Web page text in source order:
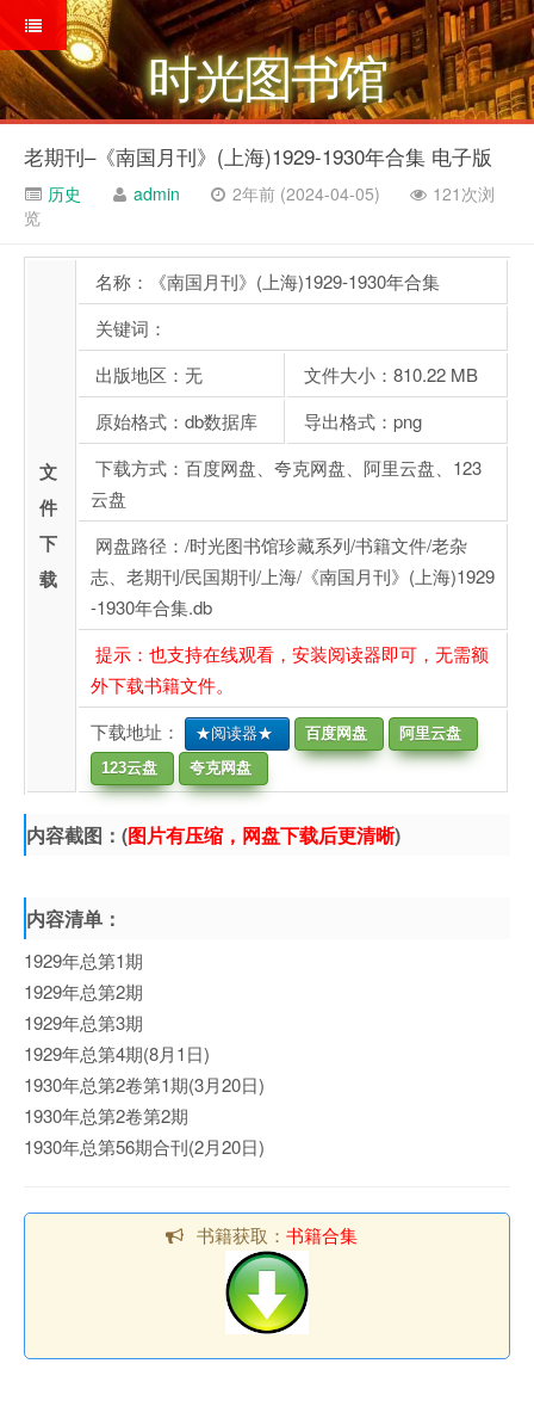
时光图书馆
老期刊–《南国月刊》(上海)1929-1930年合集 电子版
历史 admin 2年前 (2024-04-05)
121次浏
览
文
件
下
载
名称：《南国月刊》(上海)1929-1930年合集
关键词：
出版地区：无
文件大小：810.22 MB
原始格式：db数据库
导出格式：png
下载方式：百度网盘、夸克网盘、阿里云盘、123
云盘
网盘路径：/时光图书馆珍藏系列/书籍文件/老杂
志、老期刊/民国期刊/上海/《南国月刊》(上海)1929
-1930年合集.db
提示：也支持在线观看，安装阅读器即可，无需额
外下载书籍文件。
下载地址：
★阅读器★ 百度网盘
阿里云盘
123云盘
夸克网盘
内容截图：(图片有压缩，网盘下载后更清晰)
内容清单：
1929年总第1期
1929年总第2期
1929年总第3期
1929年总第4期(8月1日)
1930年总第2卷第1期(3月20日)
1930年总第2卷第2期
1930年总第56期合刊(2月20日)
书籍获取： 书籍合集